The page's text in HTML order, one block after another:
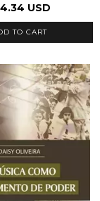
USD
TO CART